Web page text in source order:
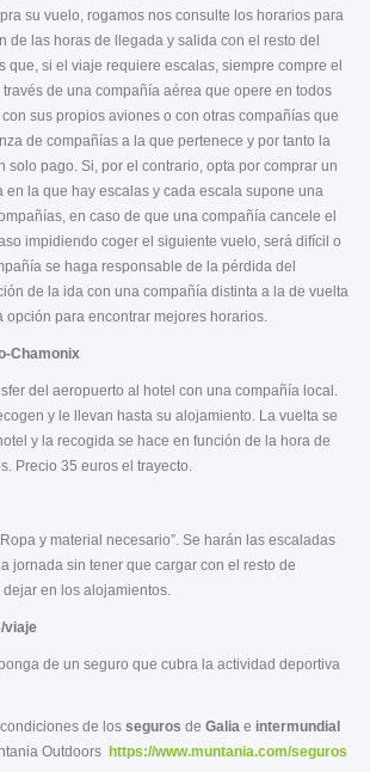
su vuelo, rogamos nos consulte los horarios para
de las horas de llegada y salida con el resto del
que, si el viaje requiere escalas, siempre compre el
de una compañía aérea que opere en todos
sus propios aviones o con otras compañías que
de compañías a la que pertenece y por tanto la
solo pago. Si, por el contrario, opta por comprar un
en la que hay escalas y cada escala supone una
en caso de que una compañía cancele el
impidiendo coger el siguiente vuelo, será difícil o
se haga responsable de la pérdida del
de la ida con una compañía distinta a la de vuelta
opción para encontrar mejores horarios.
Chamonix
del aeropuerto al hotel con una compañía local.
y le llevan hasta su alojamiento. La vuelta se
y la recogida se hace en función de la hora de
Precio 35 euros el trayecto.
y material necesario”. Se harán las escaladas
jornada sin tener que cargar con el resto de
en los alojamientos.
viaje
de un seguro que cubra la actividad deportiva
de los seguros de Galia e intermundial
Outdoors https://www.muntania.com/seguros